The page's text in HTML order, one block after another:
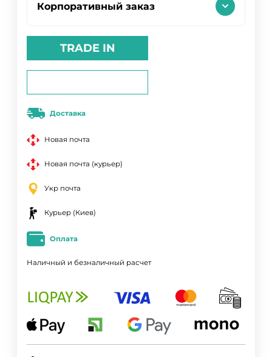
Корпоративный заказ
TRADE IN
Доставка
Новая почта
Новая почта (курьер)
Укр почта
Курьер (Киев)
Оплата
Наличный и безналичный расчет